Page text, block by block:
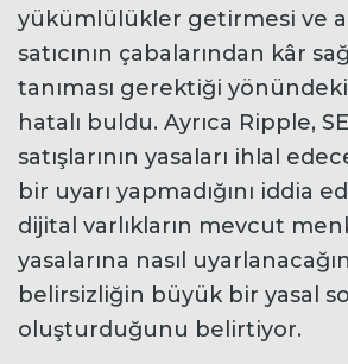
yükümlülükler getirmesi ve
satıcının çabalarından kâr
tanıması gerektiği yönündeki
hatalı buldu. Ayrıca Ripple,
satışlarının yasaları ihlal
bir uyarı yapmadığını iddia
dijital varlıkların mevcut
yasalarına nasıl
belirsizliğin büyük bir yasal
oluşturduğunu belirtiyor.